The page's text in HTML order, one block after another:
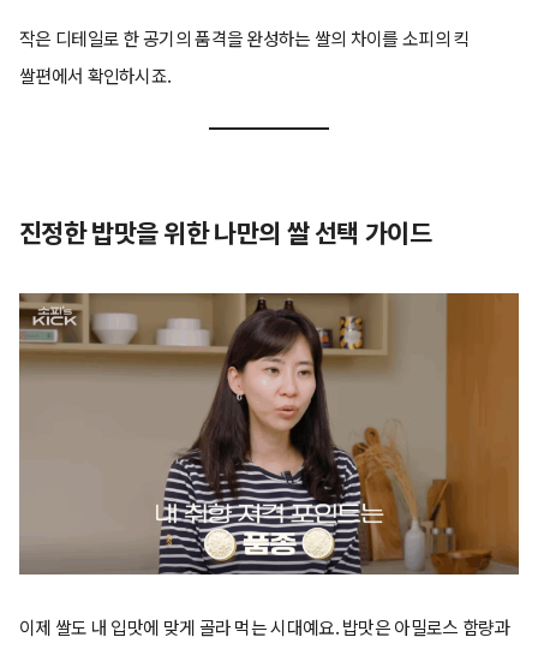
작은 디테일로 한 공기의 품격을 완성하는 쌀의 차이를 소피의 킥
쌀편에서 확인하시죠.
진정한 밥맛을 위한 나만의 쌀 선택 가이드
이제 쌀도 내 입맛에 맞게 골라 먹는 시대예요. 밥맛은 아밀로스 함량과